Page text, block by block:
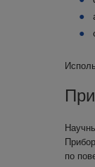
по